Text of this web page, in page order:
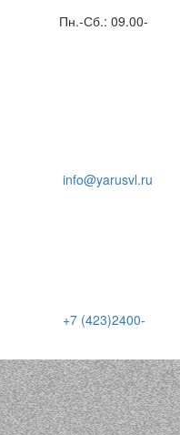
Пн.-Сб.: 09.00-
info@yarusvl.ru
+7 (423)2400-